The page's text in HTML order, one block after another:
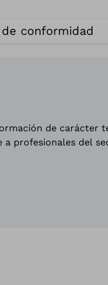
conformidad
de carácter
a profesionales del